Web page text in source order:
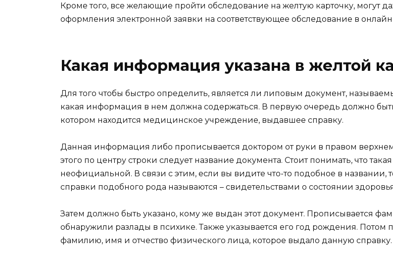
Кроме того, все желающие пройти обследование на желтую карточку, могут
оформления электронной заявки на соответствующее обследование в
Какая информация указана в желтой
Для того чтобы быстро определить, является ли липовым документ,
какая информация в нем должна содержаться. В первую очередь должно
котором находится медицинское учреждение, выдавшее справку.
Данная информация либо прописывается доктором от руки в правом
этого по центру строки следует название документа. Стоит понимать, что
неофициальной. В связи с этим, если вы видите что-то подобное в
справки подобного рода называются – свидетельствами о состоянии
Затем должно быть указано, кому же выдан этот документ. Прописывается
обнаружили разлады в психике. Также указывается его год рождения. Потом
фамилию, имя и отчество физического лица, которое выдало данную справку.